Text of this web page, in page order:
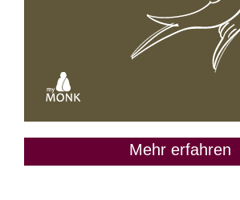
Mehr erfahren